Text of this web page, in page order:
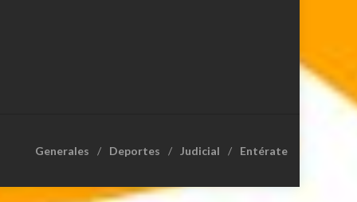
Generales Deportes Judicial Entérate